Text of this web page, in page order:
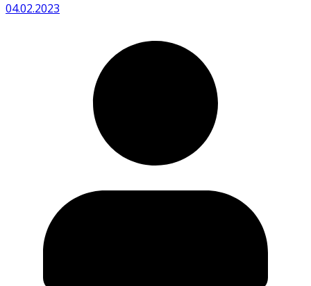
04.02.2023